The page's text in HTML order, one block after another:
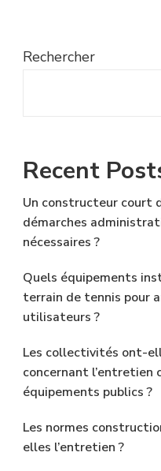
Rechercher
Recent
Un constructeur court
démarches
nécessaires ?
Quels équipements
terrain de tennis pour
utilisateurs ?
Les collectivités ont-
concernant l’entretien
équipements publics ?
Les normes
elles l’entretien ?